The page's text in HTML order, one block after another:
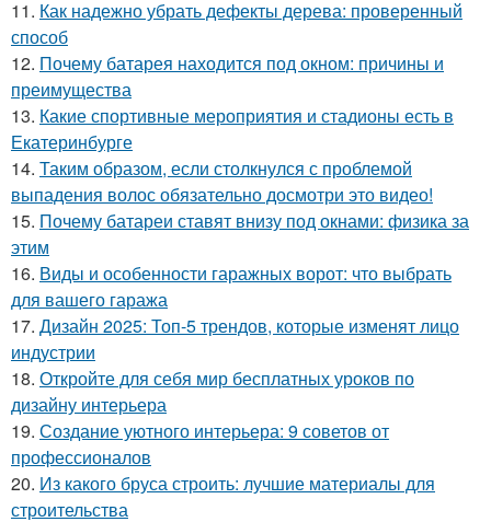
11. Как надежно убрать дефекты дерева: проверенный
способ
12. Почему батарея находится под окном: причины и
преимущества
13. Какие спортивные мероприятия и стадионы есть в
Екатеринбурге
14. Таким образом, если столкнулся с проблемой
выпадения волос обязательно досмотри это видео!
15. Почему батареи ставят внизу под окнами: физика за
этим
16. Виды и особенности гаражных ворот: что выбрать
для вашего гаража
17. Дизайн 2025: Топ-5 трендов, которые изменят лицо
индустрии
18. Откройте для себя мир бесплатных уроков по
дизайну интерьера
19. Создание уютного интерьера: 9 советов от
профессионалов
20. Из какого бруса строить: лучшие материалы для
строительства